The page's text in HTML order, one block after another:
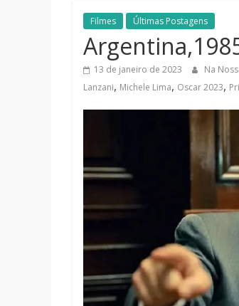
livros,
filmes,
séries
notícias
Filmes Últimas Postagens
13 de janeiro de 2023 Na
Lanzani, Michele Lima, Oscar 2023,